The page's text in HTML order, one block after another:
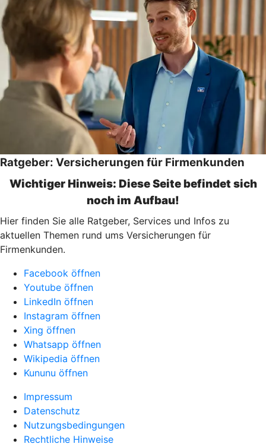
Ratgeber: Versicherungen für Firmenkunden
Wichtiger Hinweis: Diese Seite befindet sich
noch im Aufbau!
Hier finden Sie alle Ratgeber, Services und Infos zu
aktuellen Themen rund ums Versicherungen für
Firmenkunden.
Facebook öffnen
Youtube öffnen
LinkedIn öffnen
Instagram öffnen
Xing öffnen
Whatsapp öffnen
Wikipedia öffnen
Kununu öffnen
Impressum
Datenschutz
Nutzungsbedingungen
Rechtliche Hinweise